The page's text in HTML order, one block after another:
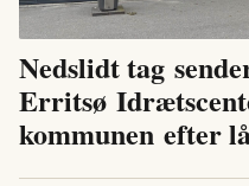
Nedslidt tag
Erritsø
kommunen efter